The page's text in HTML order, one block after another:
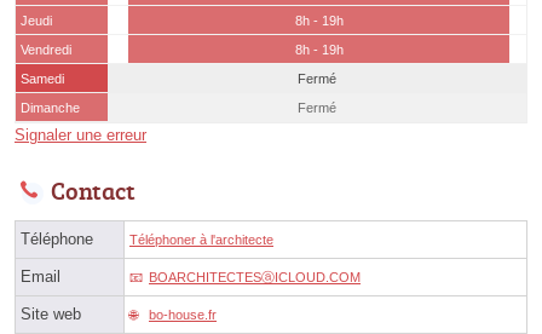
Jeudi
8h - 19h
Vendredi
8h - 19h
Samedi
Fermé
Dimanche
Fermé
Signaler une erreur
Contact
Téléphone Téléphoner à l'architecte
Email BOARCHITECTESⓐICLOUD.COM
Site web bo-house.fr